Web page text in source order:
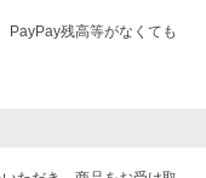
PayPay残高等がなくても